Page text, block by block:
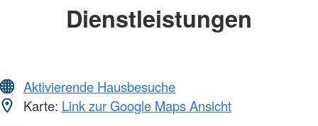
Dienstleistungen
Aktivierende Hausbesuche
Karte: Link zur Google Maps Ansicht